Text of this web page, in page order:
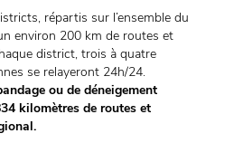
répartis sur l’ensemble du
environ 200 km de routes et
district, trois à quatre
se relayeront 24h/24.
ou de déneigement
kilomètres de routes et